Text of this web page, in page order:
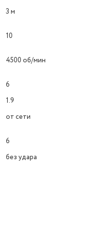
3 м
10
4500 об/мин
6
1.9
от сети
6
без удара